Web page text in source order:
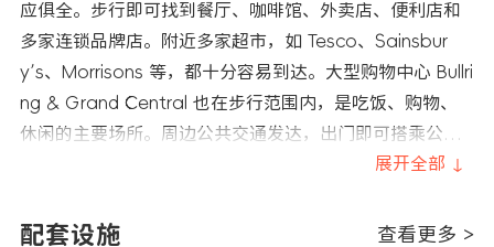
应俱全。步行即可找到餐厅、咖啡馆、外卖店、便利店和
多家连锁品牌店。附近多家超市，如 Tesco、Sainsbur
y’s、Morrisons 等，都十分容易到达。大型购物中心 Bullri
ng & Grand Central 也在步行范围内，是吃饭、购物、
休闲的主要场所。周边公共交通发达，出门即可搭乘公
交，去市中心、学校或城市其他区域都非常轻松。整体生
有交通便利以及稳定学习环境的学生
展开全部 ↓
配套设施 查看更多 >